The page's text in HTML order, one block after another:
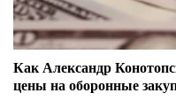
Как Александр
цены на оборонные